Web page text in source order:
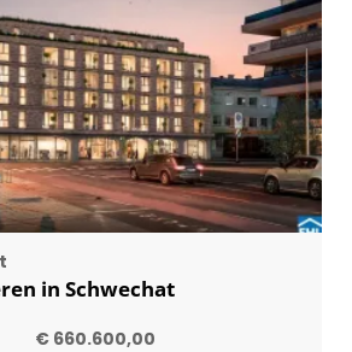
in Schwechat
€ 660.600,00